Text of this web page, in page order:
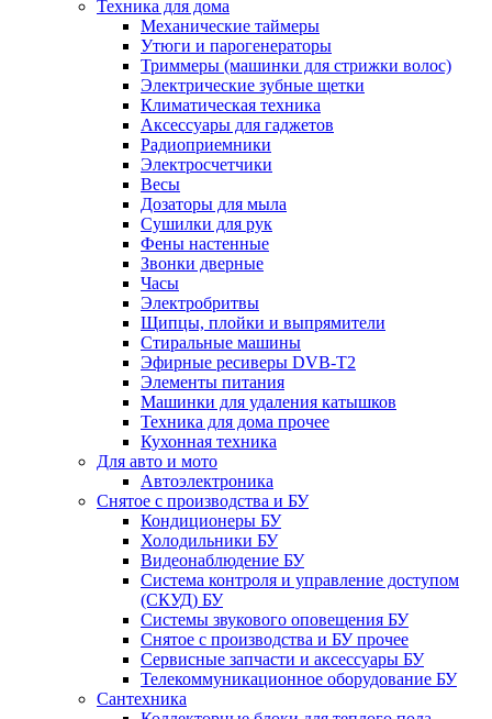
Техника для дома
Механические таймеры
Утюги и парогенераторы
Триммеры (машинки для стрижки волос)
Электрические зубные щетки
Климатическая техника
Аксессуары для гаджетов
Радиоприемники
Электросчетчики
Весы
Дозаторы для мыла
Сушилки для рук
Фены настенные
Звонки дверные
Часы
Электробритвы
Щипцы, плойки и выпрямители
Стиральные машины
Эфирные ресиверы DVB-T2
Элементы питания
Машинки для удаления катышков
Техника для дома прочее
Кухонная техника
Для авто и мото
Автоэлектроника
Снятое с производства и БУ
Кондиционеры БУ
Холодильники БУ
Видеонаблюдение БУ
Система контроля и управление доступом
(СКУД) БУ
Системы звукового оповещения БУ
Снятое с производства и БУ прочее
Сервисные запчасти и аксессуары БУ
Телекоммуникационное оборудование БУ
Сантехника